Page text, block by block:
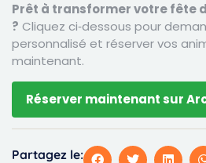
Prêt à transformer votre fête
? Cliquez ci‑dessous pour
personnalisé et réserver vos
maintenant.
Réserver maintenant sur
Partagez le: